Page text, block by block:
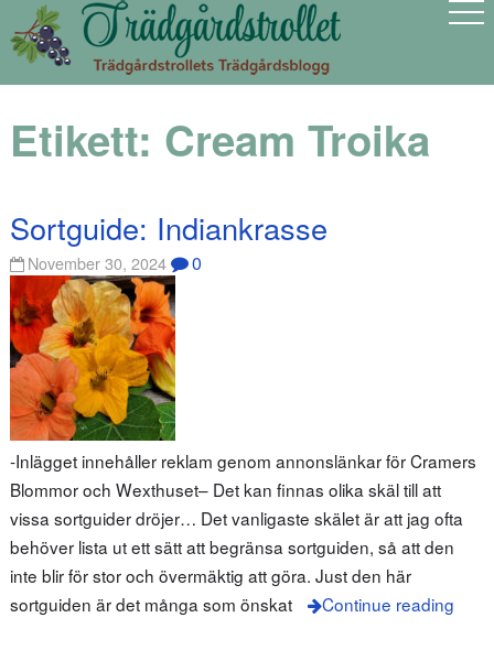
Etikett: Cream Troika
Sortguide: Indiankrasse
November 30, 2024 0
-Inlägget innehåller reklam genom annonslänkar för Cramers
Blommor och Wexthuset– Det kan finnas olika skäl till att
vissa sortguider dröjer… Det vanligaste skälet är att jag ofta
behöver lista ut ett sätt att begränsa sortguiden, så att den
inte blir för stor och övermäktig att göra. Just den här
sortguiden är det många som önskat
Continue reading